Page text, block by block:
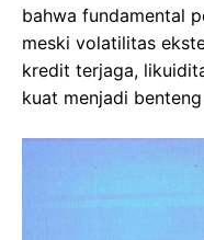
bahwa fundamental
meski volatilitas
kredit terjaga,
kuat menjadi